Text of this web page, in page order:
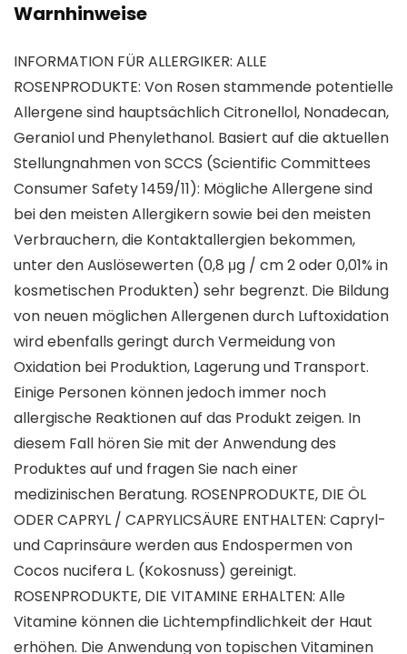
Warnhinweise
INFORMATION FÜR ALLERGIKER: ALLE
ROSENPRODUKTE: Von Rosen stammende potentielle
Allergene sind hauptsächlich Citronellol, Nonadecan,
Geraniol und Phenylethanol. Basiert auf die aktuellen
Stellungnahmen von SCCS (Scientific Committees
Consumer Safety 1459/11): Mögliche Allergene sind
bei den meisten Allergikern sowie bei den meisten
Verbrauchern, die Kontaktallergien bekommen,
unter den Auslösewerten (0,8 μg / cm 2 oder 0,01% in
kosmetischen Produkten) sehr begrenzt. Die Bildung
von neuen möglichen Allergenen durch Luftoxidation
wird ebenfalls geringt durch Vermeidung von
Oxidation bei Produktion, Lagerung und Transport.
Einige Personen können jedoch immer noch
allergische Reaktionen auf das Produkt zeigen. In
diesem Fall hören Sie mit der Anwendung des
Produktes auf und fragen Sie nach einer
medizinischen Beratung. ROSENPRODUKTE, DIE ÖL
ODER CAPRYL / CAPRYLICSÄURE ENTHALTEN: Capryl-
und Caprinsäure werden aus Endospermen von
Cocos nucifera L. (Kokosnuss) gereinigt.
ROSENPRODUKTE, DIE VITAMINE ERHALTEN: Alle
Vitamine können die Lichtempfindlichkeit der Haut
erhöhen. Die Anwendung von topischen Vitaminen